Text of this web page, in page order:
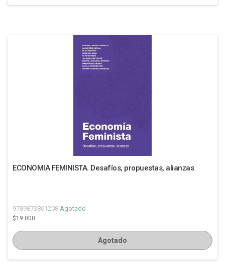
ECONOMIA FEMINISTA. Desafíos, propuestas, alianzas
9789873861208 Agotado
$19.000
Agotado